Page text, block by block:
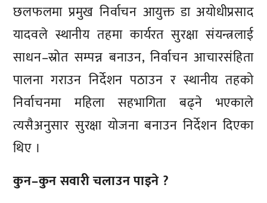
छलफलमा प्रमुख निर्वाचन आयुक्त डा अयोधीप्रसाद
यादवले स्थानीय तहमा कार्यरत सुरक्षा संयन्त्रलाई
साधन–स्रोत सम्पन्न बनाउन, निर्वाचन आचारसंहिता
पालना गराउन निर्देशन पठाउन र स्थानीय तहको
निर्वाचनमा महिला सहभागिता बढ्ने भएकाले
त्यसैअनुसार सुरक्षा योजना बनाउन निर्देशन दिएका
थिए ।
कुन–कुन सवारी चलाउन पाइने ?